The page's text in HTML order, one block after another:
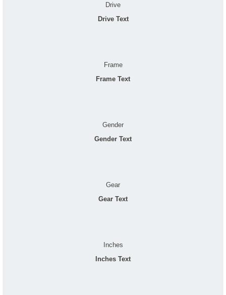
Drive
Drive Text
Frame
Frame Text
Gender
Gender Text
Gear
Gear Text
Inches
Inches Text